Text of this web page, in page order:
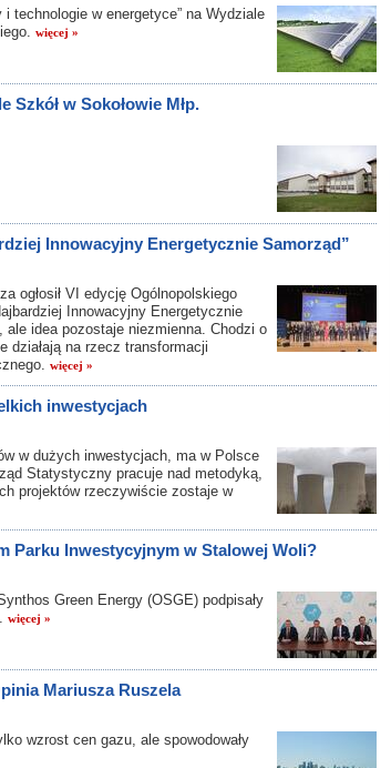
technologie w energetyce” na Wydziale
więcej »
w Sokołowie Młp.
Innowacyjny Energetycznie Samorząd”
ogłosił VI edycję Ogólnopolskiego
Innowacyjny Energetycznie
idea pozostaje niezmienna. Chodzi o
działają na rzecz transformacji
więcej »
inwestycjach
w dużych inwestycjach, ma w Polsce
Statystyczny pracuje nad metodyką,
projektów rzeczywiście zostaje w
Parku Inwestycyjnym w Stalowej Woli?
Green Energy (OSGE) podpisały
więcej »
Mariusza Ruszela
wzrost cen gazu, ale spowodowały